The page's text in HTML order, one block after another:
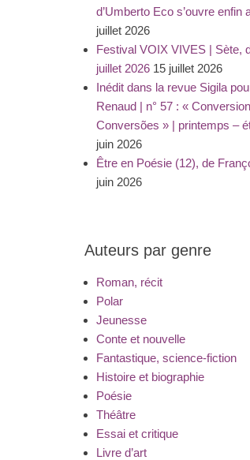
d’Umberto Eco s’ouvre enfin
juillet 2026
Festival VOIX VIVES | Sète,
juillet 2026 15 juillet 2026
Inédit dans la revue Sigila
Renaud | n° 57 : «
Conversões » | printemps –
juin 2026
Être en Poésie (12), de
juin 2026
Auteurs par genre
Roman, récit
Polar
Jeunesse
Conte et nouvelle
Fantastique, science-fiction
Histoire et biographie
Poésie
Théâtre
Essai et critique
Livre d’art